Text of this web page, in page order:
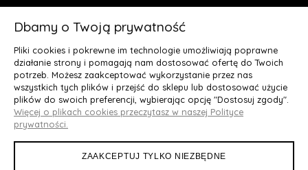
INFORMACJE
MOJE KONTO
O NAS
Deluxury.pl
Dbamy o Twoją prywatność
Pliki cookies i pokrewne im technologie umożliwiają poprawne
działanie strony i pomagają nam dostosować ofertę do Twoich
potrzeb. Możesz zaakceptować wykorzystanie przez nas
wszystkich tych plików i przejść do sklepu lub dostosować użycie
plików do swoich preferencji, wybierając opcję "Dostosuj zgody".
Więcej o plikach cookies przeczytasz w naszej Polityce
prywatności.
ZAAKCEPTUJ TYLKO NIEZBĘDNE